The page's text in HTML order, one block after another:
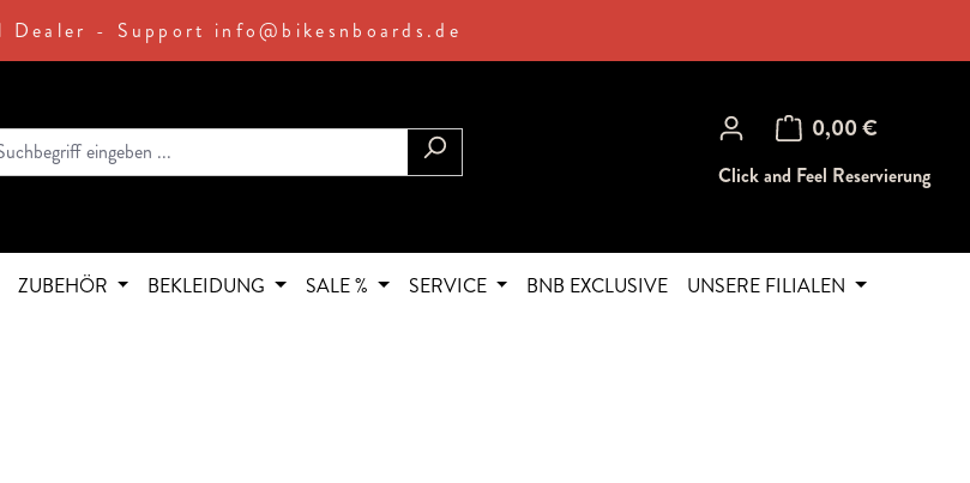
Dealer - Support info@bikesnboards.de
0,00 €
Warenkorb enthält 0
Click and Feel Reservierung
ZUBEHÖR BEKLEIDUNG SALE % SERVICE BNB EXCLUSIVE
UNSERE FILIALEN